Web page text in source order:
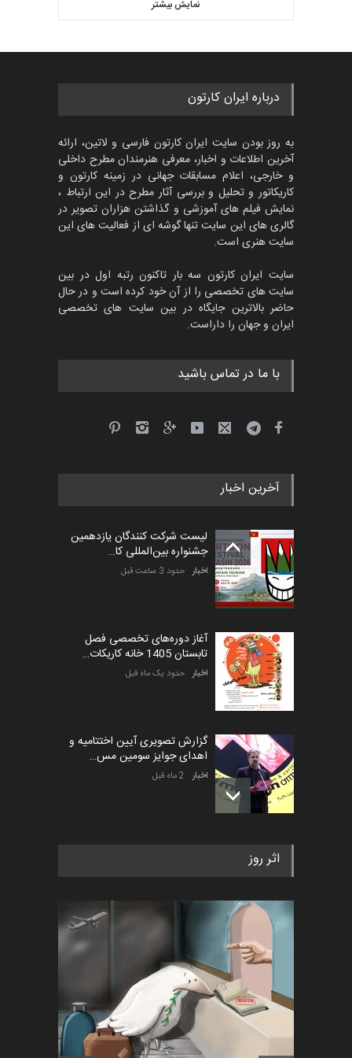
کتابخانۀ ممتا…
مسابقه بین‌المللی کارتون آیدین
دوغان، ترکیه،…
مسابقۀ بین‌المللی کارتون و
کاریکاتور «البغلی…
مهلت 3 ماه دیگر
پنجمین مسابقۀ بین‌المللی
کارتون CARTUNION ، …
مهلت
مهلت
مهلت 5 ماه دیگر
گالری حدود یک ماه قبل
نمایش بیشتر
درباره ایران کارتون
به روز بودن سایت ایران کارتون فارسی و لاتین، ارائه
آخرین اطلاعات و اخبار، معرفی هنرمندان مطرح داخلی
و خارجی، اعلام مسابقات جهانی در زمینه کارتون و
کاریکاتور و تحلیل و بررسی آثار مطرح در این ارتباط ،
نمایش فیلم های آموزشی و گذاشتن هزاران تصویر در
گالری های این سایت تنها گوشه ای از فعالیت های این
سایت هنری است.
سایت ایران کارتون سه بار تاکنون رتبه اول در بین
سایت های تخصصی را از آن خود کرده است و در حال
حاضر بالاترین جایگاه در بین سایت های تخصصی
ایران و جهان را داراست.
با ما در تماس باشید
آخرین اخبار
لیست شرکت کنندگان یازدهمین
جشنواره بین‌المللی کا…
اخبار حدود 3 ساعت قبل
آغاز دوره‌های تخصصی فصل
تابستان 1405 خانه کاریکات…
اخبار حدود یک ماه قبل
گزارش تصویری آیین اختتامیه و
اهدای جوایز سومین مس…
اخبار 2 ماه قبل
به یاد اردوغان باشول (۱۹۳۶–
اخبار 2 ماه قبل
رویداد کارگاهی کارتون و پوستر
«ایران سربلند» به ا…
اخبار 6 ماه قبل
فراخوان رویداد کارگاهی کارتون و
اثر روز